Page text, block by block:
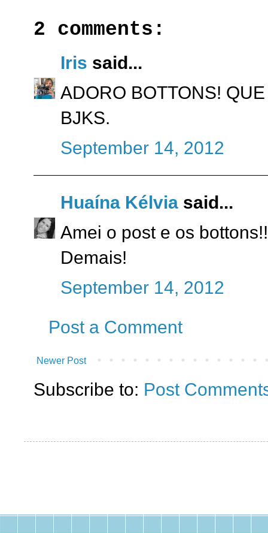
2 comments:
Iris said...
ADORO BOTTONS!
BJKS.
September 14, 2012
Huaína Kélvia said...
Amei o post e os
Demais!
September 14, 2012
Post a Comment
Newer Post
Subscribe to: Post